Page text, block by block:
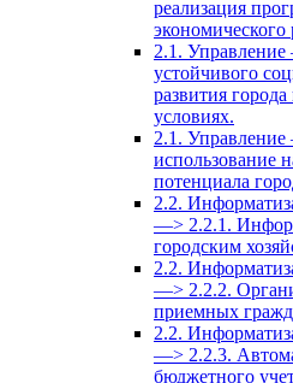
реализация
экономического
2.1.
устойчивого
развития
условиях.
2.1.
использование
потенциала
2.2.
—> 2.2.1.
городским
2.2.
—> 2.2.2.
приемных
2.2.
—> 2.2.3.
бюджетного